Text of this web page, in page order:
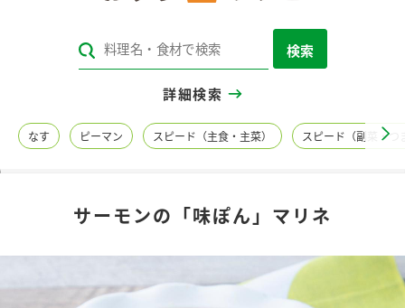
レシピカテゴリ一覧
レシピ名特集
商品情報
検索
詳細検索
なす ピーマン スピード（主食・主菜） スピード（副菜・つ
サーモンの「味ぽん」マリネ